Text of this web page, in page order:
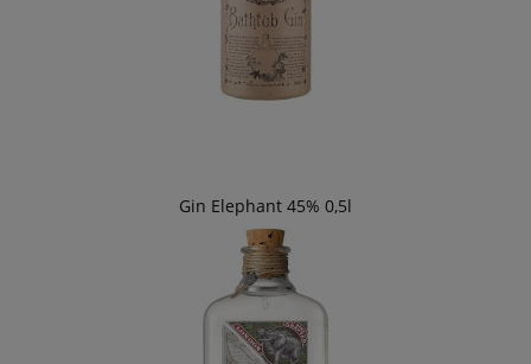
Gin Elephant 45% 0,5l